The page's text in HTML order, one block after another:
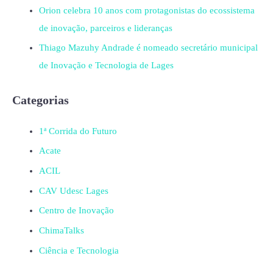
Orion celebra 10 anos com protagonistas do ecossistema
de inovação, parceiros e lideranças
Thiago Mazuhy Andrade é nomeado secretário municipal
de Inovação e Tecnologia de Lages
Categorias
1ª Corrida do Futuro
Acate
ACIL
CAV Udesc Lages
Centro de Inovação
ChimaTalks
Ciência e Tecnologia